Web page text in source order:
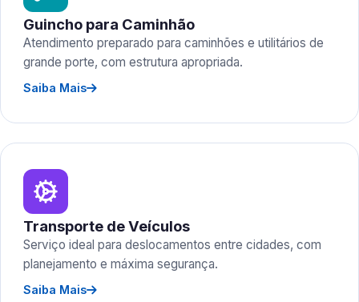
Guincho para Caminhão
Atendimento preparado para caminhões e utilitários de
grande porte, com estrutura apropriada.
Saiba Mais
Transporte de Veículos
Serviço ideal para deslocamentos entre cidades, com
planejamento e máxima segurança.
Saiba Mais